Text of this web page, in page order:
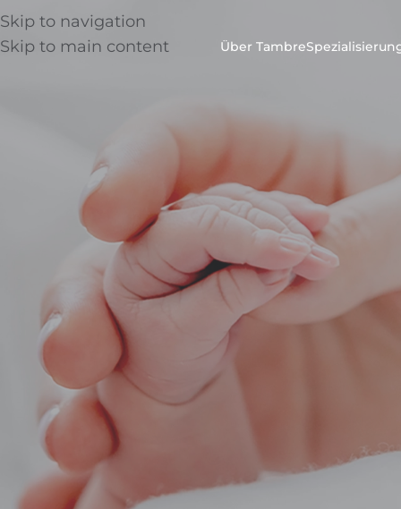
Skip to navigation
Skip to main content
Über Tambre